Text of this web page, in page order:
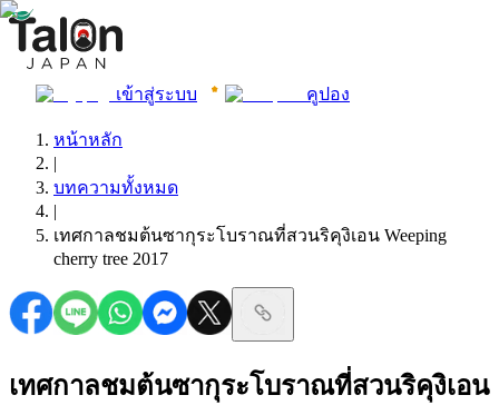
เข้าสู่ระบบ คูปอง
หน้าหลัก
|
บทความทั้งหมด
|
เทศกาลชมต้นซากุระโบราณที่สวนริคุงิเอน Weeping
cherry tree 2017
เทศกาลชมต้นซากุระโบราณที่สวนริคุงิเอน